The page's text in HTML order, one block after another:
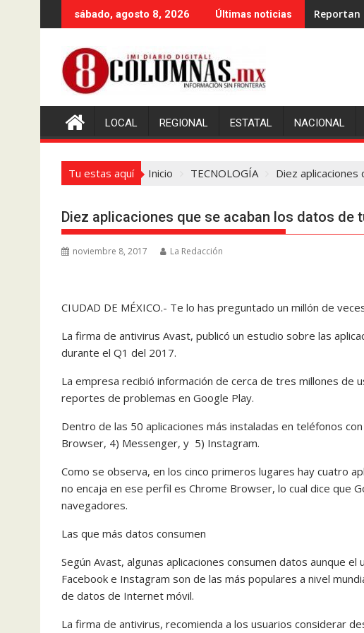
al
sábado, agosto 8, 2026 Últimas noticias Reportan
LOCAL REGIONAL ESTATAL NACIONAL
Tu estas aquí Inicio TECNOLOGÍA Diez
Diez aplicaciones que se acaban los datos de
noviembre 8, 2017 La Redacción
CIUDAD DE MÉXICO.- Te lo has preguntado un millón de
La firma de antivirus Avast, publicó un estudio sobre las
durante el Q1 del 2017.
La empresa recibió información de cerca de tres millones de
reportes de problemas en Google Play.
Dentro de las 50 aplicaciones más instaladas en teléfonos
Browser, 4) Messenger, y 5) Instagram.
Como se observa, en los cinco primeros lugares hay cuatro
no encaja en ese perfil es Chrome Browser, lo cual dice que
navegadores.
Las que más datos consumen
Según Avast, algunas aplicaciones consumen datos aunque
Facebook e Instagram son de las más populares a nivel
de datos de Internet móvil.
La firma de antivirus, recomienda a los usuarios considerar